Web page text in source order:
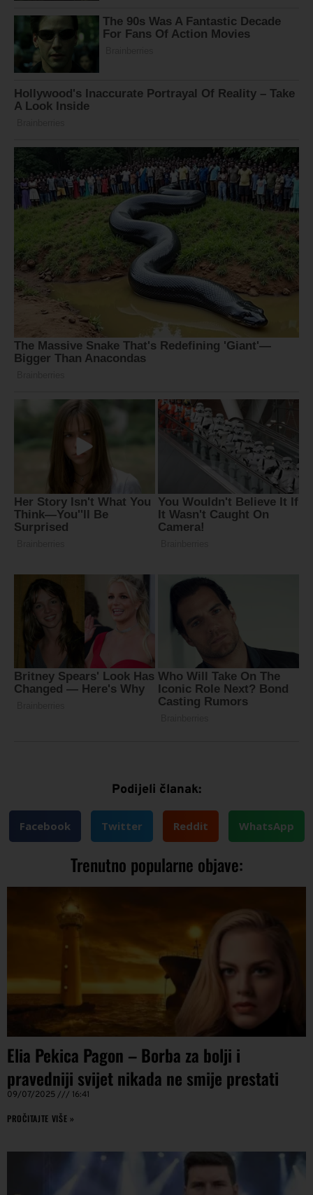
Podijeli članak:
Facebook Twitter Reddit WhatsApp
Trenutno popularne objave:
Elia Pekica Pagon – Borba za bolji i
pravedniji svijet nikada ne smije prestati
09/07/2025 16:41
PROČITAJTE VIŠE »